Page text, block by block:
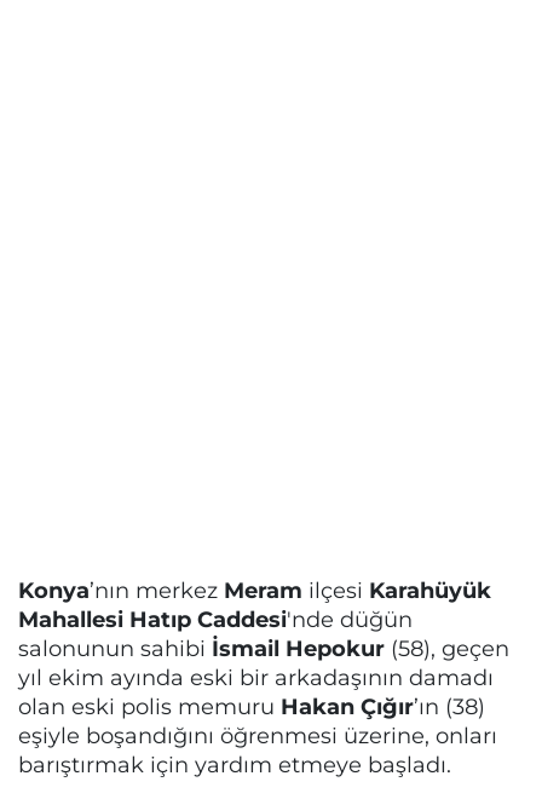
Konya’nın merkez Meram ilçesi Karahüyük
Mahallesi Hatıp Caddesi'nde düğün
salonunun sahibi İsmail Hepokur (58), geçen
yıl ekim ayında eski bir arkadaşının damadı
olan eski polis memuru Hakan Çığır’ın (38)
eşiyle boşandığını öğrenmesi üzerine, onları
barıştırmak için yardım etmeye başladı.